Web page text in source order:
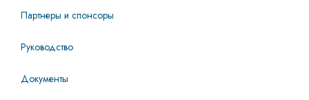
Партнеры и спонсоры
Руководство
Документы